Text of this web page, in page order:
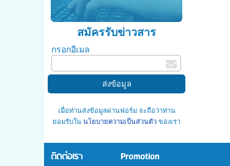
สมัครรับข่าวสาร
กรอกอีเมล
เมื่อท่านส่งข้อมูลผ่านฟอร์ม จะถือว่าท่าน
ยอมรับใน นโยบายความเป็นส่วนตัวของเรา
ติดต่อเรา Promotion